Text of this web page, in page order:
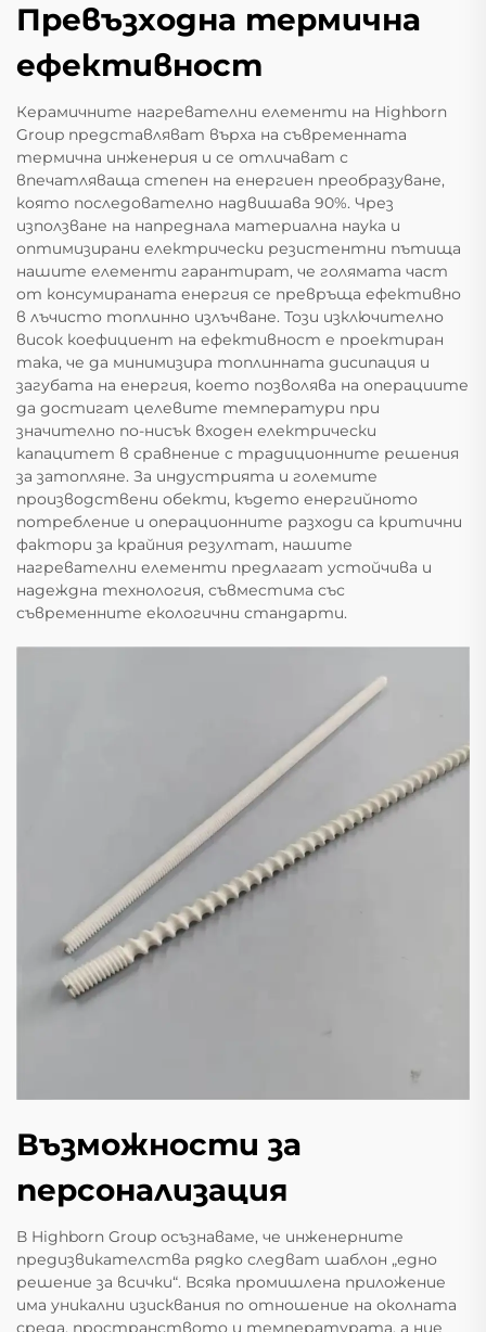
Превъзходна термична
ефективност
Керамичните нагревателни елементи на Highborn
Group представляват върха на съвременната
термична инженерия и се отличават с
впечатляваща степен на енергиен преобразуване,
която последователно надвишава 90%. Чрез
използване на напреднала материална наука и
оптимизирани електрически резистентни пътища
нашите елементи гарантират, че голямата част
от консумираната енергия се превръща ефективно
в лъчисто топлинно излъчване. Този изключително
висок коефициент на ефективност е проектиран
така, че да минимизира топлинната дисипация и
загубата на енергия, което позволява на операциите
да достигат целевите температури при
значително по-нисък входен електрически
капацитет в сравнение с традиционните решения
за затопляне. За индустрията и големите
производствени обекти, където енергийното
потребление и операционните разходи са критични
фактори за крайния резултат, нашите
нагревателни елементи предлагат устойчива и
надеждна технология, съвместима със
съвременните екологични стандарти.
Възможности за
персонализация
В Highborn Group осъзнаваме, че инженерните
предизвикателства рядко следват шаблон „едно
решение за всички“. Всяка промишлена приложение
има уникални изисквания по отношение на околната
среда, пространството и температурата, а ние